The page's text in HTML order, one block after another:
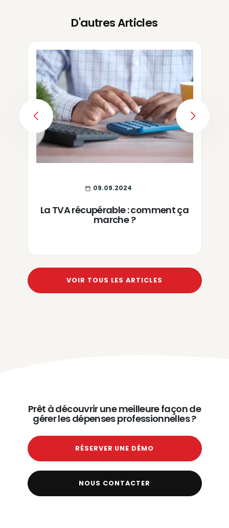
D'autres Articles
09.09.2024
La TVA récupérable : comment ça
marche ?
PREVIOUS
VOIR TOUS LES ARTICLES
Prêt à découvrir une meilleure façon de
gérer les dépenses professionnelles ?
RÉSERVER UNE DÉMO
NOUS CONTACTER